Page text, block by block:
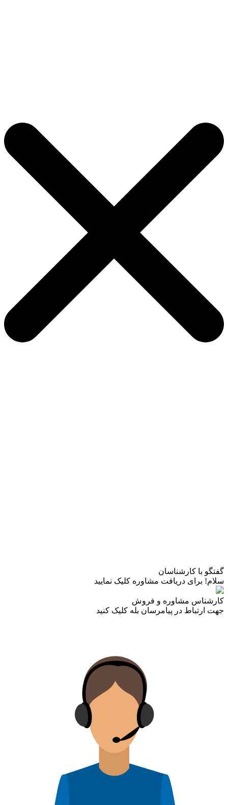
گفتگو با کارشناسان
سلام! برای دریافت مشاوره کلیک نمایید
کارشناس مشاوره و فروش
جهت ارتباط در پیامرسان بله کلیک کنید